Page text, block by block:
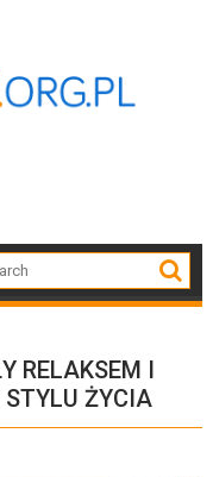
RELAKSEM I
STYLU ŻYCIA